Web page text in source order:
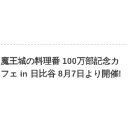
魔王城の料理番 100万部記念カ
フェ in 日比谷 8月7日より開催!